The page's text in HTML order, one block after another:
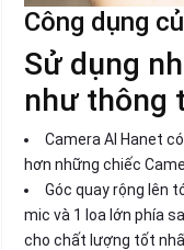
Công dụng
Sử dụng
như thông
Camera AI Hanet
hơn những chiếc
Góc quay rộng lên
mic và 1 loa lớn phía
cho chất lượng tốt